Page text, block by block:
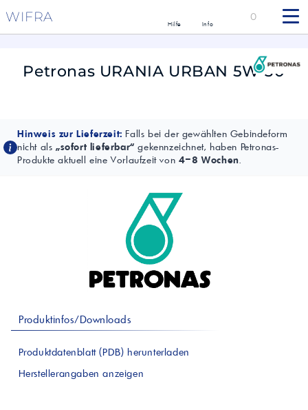
WIFRA Hilfe Info
0
Petronas URANIA URBAN 5W-30
Hinweis zur Lieferzeit: Falls bei der gewählten Gebindeform
nicht als „sofort lieferbar“ gekennzeichnet, haben Petronas-
Produkte aktuell eine Vorlaufzeit von 4–8 Wochen.
Produktinfos/Downloads
Produktdatenblatt (PDB) herunterladen
Herstellerangaben anzeigen